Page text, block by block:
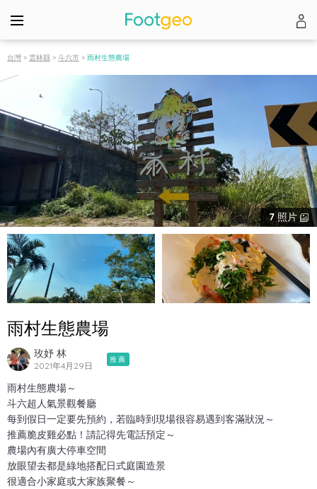
台灣 > 雲林縣 > 斗六市 > 雨村生態農場
7照片
雨村生態農場
玫妤 林
2021年4月29日
推薦
雨村生態農場～
斗六超人氣景觀餐廳
每到假日一定要先預約，若臨時到現場很容易遇到客滿狀況～
推薦脆皮雞必點！請記得先電話預定～
農場內有廣大停車空間
放眼望去都是綠地搭配日式庭園造景
很適合小家庭或大家族聚餐～